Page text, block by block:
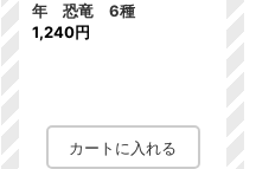
年 恐竜 6種
1,240円